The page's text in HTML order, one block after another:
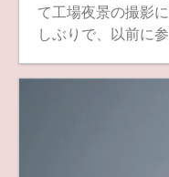
OLYMPUS om-1 II
osmo osmo action3
て工場夜景の撮影
しぶりで、以前に